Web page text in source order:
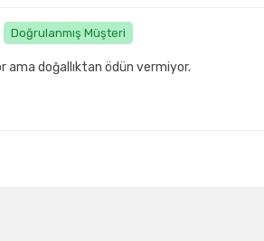
Doğrulanmış Müşteri
doğallıktan ödün vermiyor.